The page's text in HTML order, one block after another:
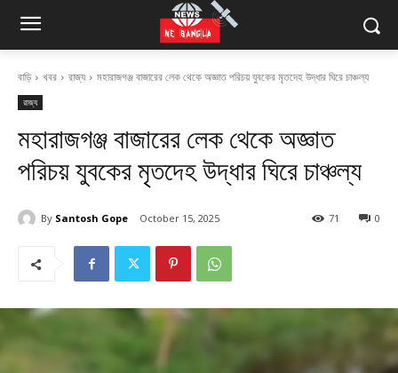
বাড়ি খবর রাজ্য মহারাজগঞ্জ বাজারের লেক থেকে অজ্ঞাত পরিচয় যুবকের মৃতদেহ উদ্ধার ঘিরে চাঞ্চল্য
রাজ্য
মহারাজগঞ্জ বাজারের লেক থেকে অজ্ঞাত
পরিচয় যুবকের মৃতদেহ উদ্ধার ঘিরে চাঞ্চল্য
By Santosh Gope October 15, 2025 0
71